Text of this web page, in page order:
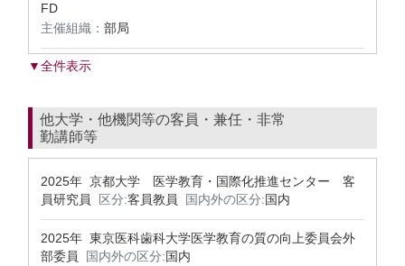
FD
主催組織： 部局
▼全件表示
他大学・他機関等の客員・兼任・非常
勤講師等
2025年 京都大学 医学教育・国際化推進センター 客
員研究員
区分:客員教員 国内外の区分:国内
2025年 東京医科歯科大学医学教育の質の向上委員会外
部委員
国内外の区分:国内